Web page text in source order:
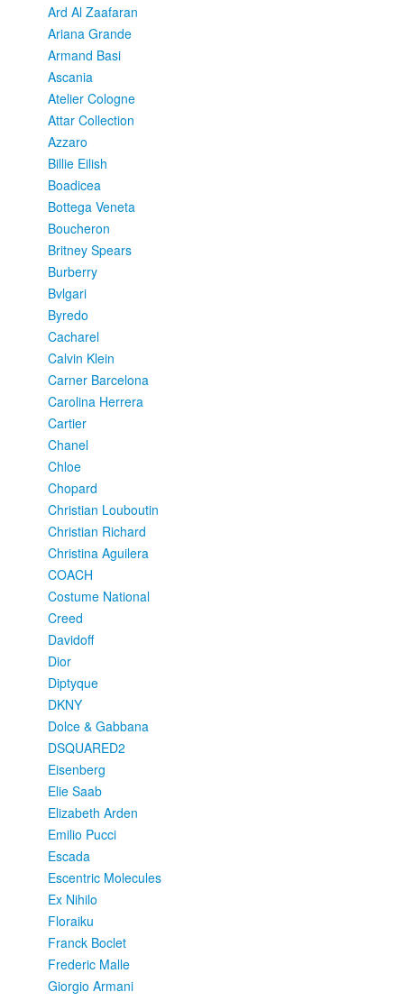
Ard Al Zaafaran
Ariana Grande
Armand Basi
Ascania
Atelier Cologne
Attar Collection
Azzaro
Billie Eilish
Boadicea
Bottega Veneta
Boucheron
Britney Spears
Burberry
Bvlgari
Byredo
Cacharel
Calvin Klein
Carner Barcelona
Carolina Herrera
Cartier
Chanel
Chloe
Chopard
Christian Louboutin
Christian Richard
Christina Aguilera
COACH
Costume National
Creed
Davidoff
Dior
Diptyque
DKNY
Dolce & Gabbana
DSQUARED2
Eisenberg
Elie Saab
Elizabeth Arden
Emilio Pucci
Escada
Escentric Molecules
Ex Nihilo
Floraiku
Franck Boclet
Frederic Malle
Giorgio Armani